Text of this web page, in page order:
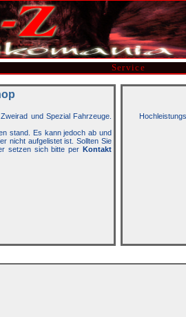
Service
und Spezial Fahrzeuge.
stand. Es kann jedoch ab und
nicht aufgelistet ist. Sollten Sie
setzen sich bitte per Kontakt